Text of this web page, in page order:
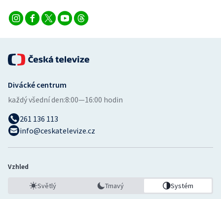
Divácké centrum
každý všední den:8:00—16:00 hodin
261 136 113
info@ceskatelevize.cz
Vzhled
Světlý Tmavý Systém